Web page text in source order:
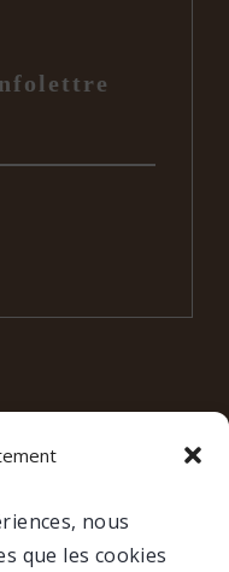
nous
que les cookies